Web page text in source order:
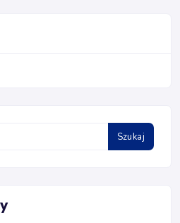
Szukaj